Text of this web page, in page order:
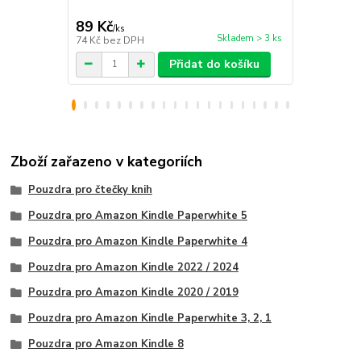
89 Kč/ks
74 Kč bez DPH Skladem > 3 ks
Přidat do košíku
Zboží zařazeno v kategoriích
Pouzdra pro čtečky knih
Pouzdra pro Amazon Kindle Paperwhite 5
Pouzdra pro Amazon Kindle Paperwhite 4
Pouzdra pro Amazon Kindle 2022 / 2024
Pouzdra pro Amazon Kindle 2020 / 2019
Pouzdra pro Amazon Kindle Paperwhite 3, 2, 1
Pouzdra pro Amazon Kindle 8